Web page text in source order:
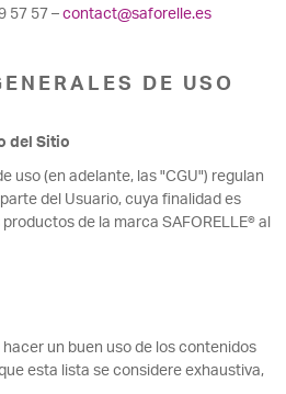
57 57 – contact@saforelle.es
DE USO
del Sitio
uso (en adelante, las "CGU") regulan
del Usuario, cuya finalidad es
de la marca SAFORELLE® al
un buen uso de los contenidos
esta lista se considere exhaustiva,